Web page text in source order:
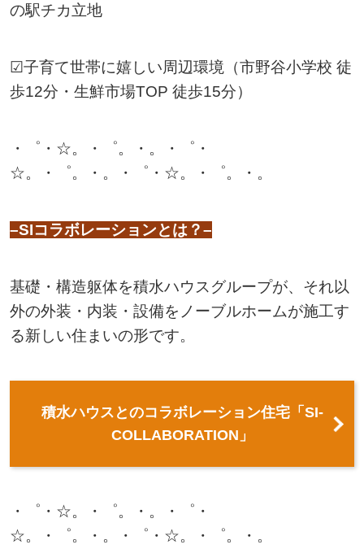
の駅チカ立地
☑子育て世帯に嬉しい周辺環境（市野谷小学校 徒
歩12分・生鮮市場TOP 徒歩15分）
・゜・☆。・゜。・。・゜・
☆。・゜。・。・゜・☆。・゜。・。
–SIコラボレーションとは？–
基礎・構造躯体を積水ハウスグループが、それ以
外の外装・内装・設備をノーブルホームが施工す
る新しい住まいの形です。
積水ハウスとのコラボレーション住宅「SI-
COLLABORATION」
・゜・☆。・゜。・。・゜・
☆。・゜。・。・゜・☆。・゜。・。